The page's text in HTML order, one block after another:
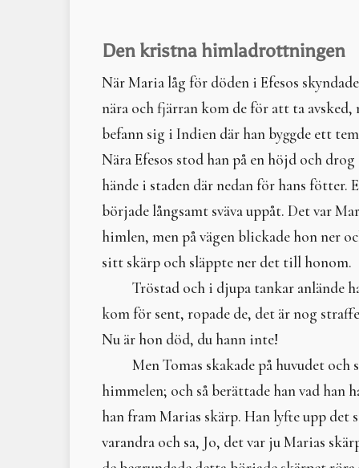
Den kristna himladrottningen
När Maria låg för döden i Efesos
nära och fjärran kom de för att ta avsked,
befann sig i Indien där han byggde ett
Nära Efesos stod han på en höjd och
hände i staden där nedan för hans fötter.
började långsamt sväva uppåt. Det var
himlen, men på vägen blickade hon ner
sitt skärp och släppte ner det till honom.
Tröstad och i djupa tankar anlände
kom för sent, ropade de, det är nog
Nu är hon död, du hann inte!
Men Tomas skakade på huvudet
himmelen; och så berättade han vad han
han fram Marias skärp. Han lyfte upp det
varandra och sa, Jo, det var ju Marias